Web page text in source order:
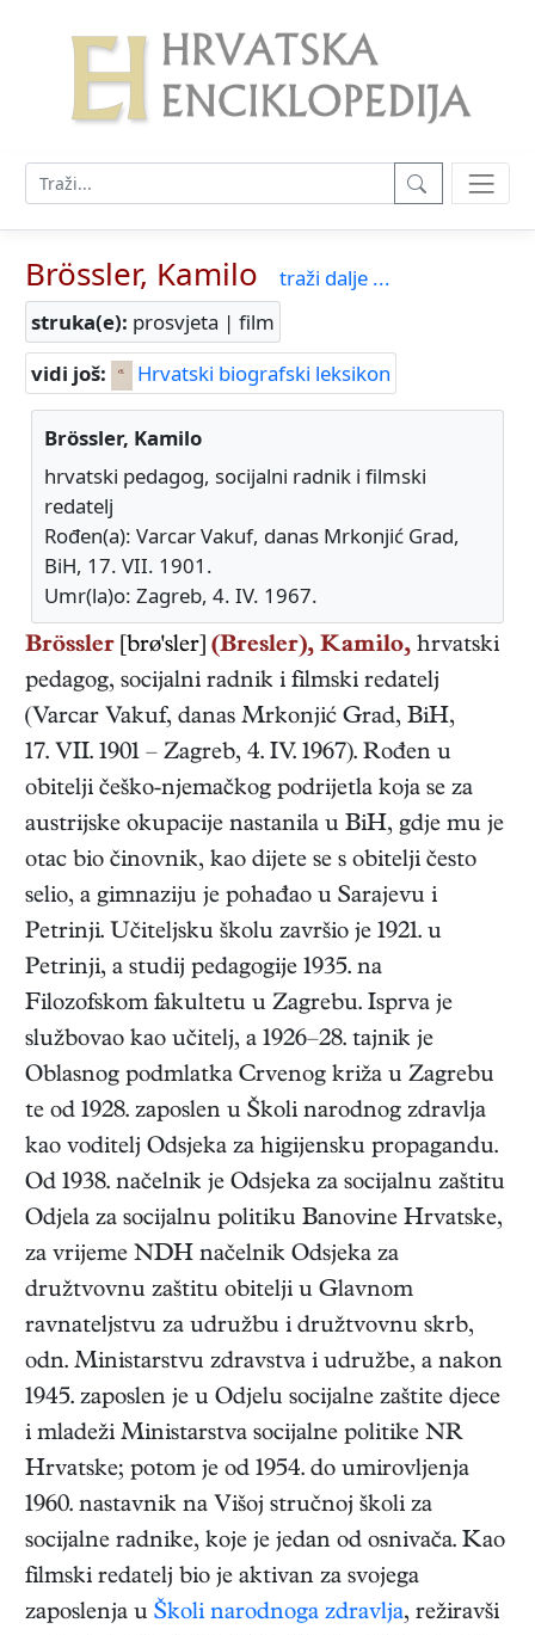
Brössler, Kamilo
traži dalje ...
struka(e): prosvjeta | film
vidi još:
Hrvatski biografski leksikon
Brössler, Kamilo
hrvatski pedagog, socijalni radnik i filmski
redatelj
Rođen(a): Varcar Vakuf, danas Mrkonjić Grad,
BiH, 17. VII. 1901.
Umr(la)o: Zagreb, 4. IV. 1967.
Brössler [brø'sler] (Bresler), Kamilo, hrvatski
pedagog, socijalni radnik i filmski redatelj
(Varcar Vakuf, danas Mrkonjić Grad, BiH,
17. VII. 1901 – Zagreb, 4. IV. 1967). Rođen u
obitelji češko-njemačkog podrijetla koja se za
austrijske okupacije nastanila u BiH, gdje mu je
otac bio činovnik, kao dijete se s obitelji često
selio, a gimnaziju je pohađao u Sarajevu i
Petrinji. Učiteljsku školu završio je 1921. u
Petrinji, a studij pedagogije 1935. na
Filozofskom fakultetu u Zagrebu. Isprva je
službovao kao učitelj, a 1926–28. tajnik je
Oblasnog podmlatka Crvenog križa u Zagrebu
te od 1928. zaposlen u Školi narodnog zdravlja
kao voditelj Odsjeka za higijensku propagandu.
Od 1938. načelnik je Odsjeka za socijalnu zaštitu
Odjela za socijalnu politiku Banovine Hrvatske,
za vrijeme NDH načelnik Odsjeka za
družtvovnu zaštitu obitelji u Glavnom
ravnateljstvu za udružbu i družtvovnu skrb,
odn. Ministarstvu zdravstva i udružbe, a nakon
1945. zaposlen je u Odjelu socijalne zaštite djece
i mladeži Ministarstva socijalne politike NR
Hrvatske; potom je od 1954. do umirovljenja
1960. nastavnik na Višoj stručnoj školi za
socijalne radnike, koje je jedan od osnivača. Kao
filmski redatelj bio je aktivan za svojega
zaposlenja u Školi narodnoga zdravlja, režiravši